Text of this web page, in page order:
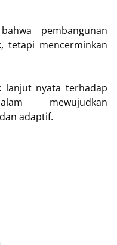
pembangunan
tetapi mencerminkan
lanjut nyata terhadap
mewujudkan
adaptif.